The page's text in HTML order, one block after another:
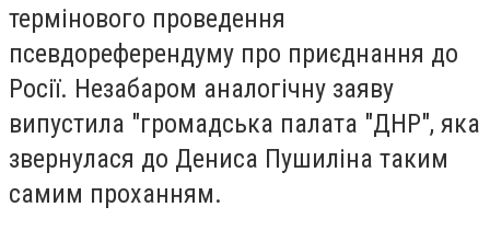
термінового проведення
псевдореферендуму про приєднання до
Росії. Незабаром аналогічну заяву
випустила "громадська палата "ДНР", яка
звернулася до Дениса Пушиліна таким
самим проханням.